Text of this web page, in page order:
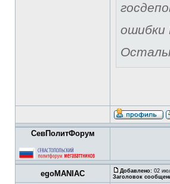
ошибки
СевПолитФорум
egoMANIAC Добавлено: 02
Заголовок